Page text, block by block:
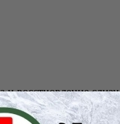
и восстновление